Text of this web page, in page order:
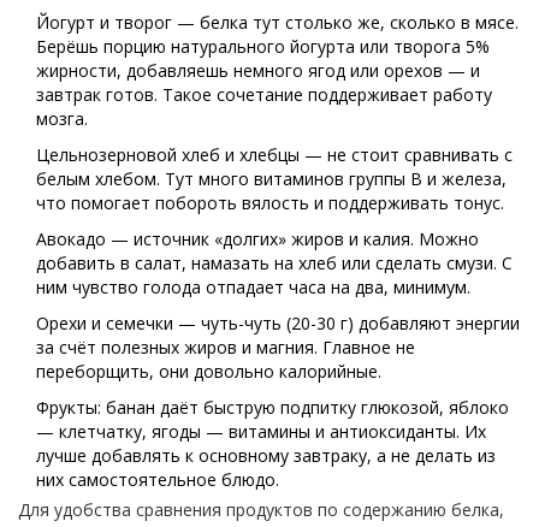
Йогурт и творог — белка тут столько же, сколько в мясе.
Берёшь порцию натурального йогурта или творога 5%
жирности, добавляешь немного ягод или орехов — и
завтрак готов. Такое сочетание поддерживает работу
мозга.
Цельнозерновой хлеб и хлебцы — не стоит сравнивать с
белым хлебом. Тут много витаминов группы В и железа,
что помогает побороть вялость и поддерживать тонус.
Авокадо — источник «долгих» жиров и калия. Можно
добавить в салат, намазать на хлеб или сделать смузи. С
ним чувство голода отпадает часа на два, минимум.
Орехи и семечки — чуть-чуть (20-30 г) добавляют энергии
за счёт полезных жиров и магния. Главное не
переборщить, они довольно калорийные.
Фрукты: банан даёт быструю подпитку глюкозой, яблоко
— клетчатку, ягоды — витамины и антиоксиданты. Их
лучше добавлять к основному завтраку, а не делать из
них самостоятельное блюдо.
Для удобства сравнения продуктов по содержанию белка,